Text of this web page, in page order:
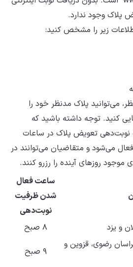
پلاک وجود ندارد.
زیر را مشخص کنید:
می‌توانید پلاک مدنظر خود را
کنید. توجه داشته باشید که
تعویض پلاک در ساعات
می‌شود و متقاضیان می‌توانند در
روزهای آینده را رزرو کنند.
ساعت فعال
شدن ظرفیت
نوبت‌دهی
و یزد
۸ صبح
رضوی، قزوین و
۹ صبح